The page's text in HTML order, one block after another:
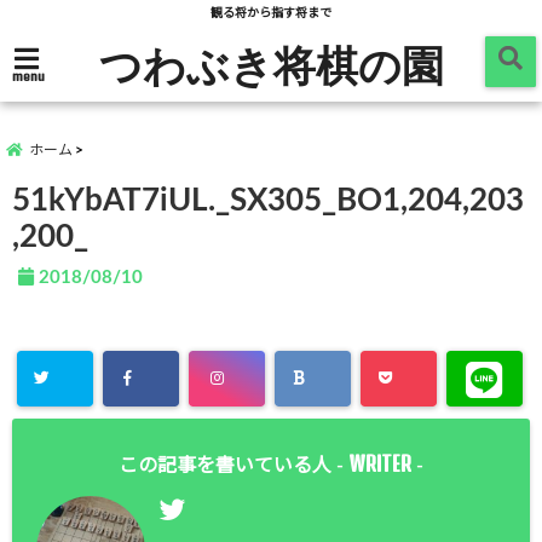
観る将から指す将まで
menu つわぶき将棋の園
ホーム
51kYbAT7iUL._SX305_BO1,204,203
,200_
2018/08/10
この記事を書いている人 - WRITER -